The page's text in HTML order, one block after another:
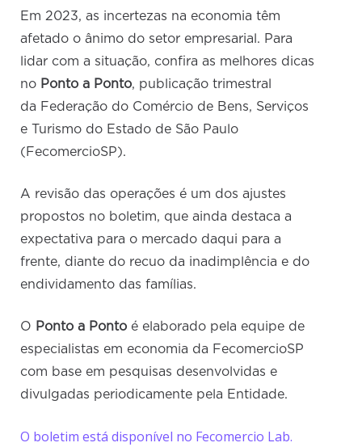
Em 2023, as incertezas na economia têm
afetado o ânimo do setor empresarial. Para
lidar com a situação, confira as melhores dicas
no Ponto a Ponto, publicação trimestral
da Federação do Comércio de Bens, Serviços
e Turismo do Estado de São Paulo
(FecomercioSP).
A revisão das operações é um dos ajustes
propostos no boletim, que ainda destaca a
expectativa para o mercado daqui para a
frente, diante do recuo da inadimplência e do
endividamento das famílias.
O Ponto a Ponto é elaborado pela equipe de
especialistas em economia da FecomercioSP
com base em pesquisas desenvolvidas e
divulgadas periodicamente pela Entidade.
O boletim está disponível no Fecomercio Lab.